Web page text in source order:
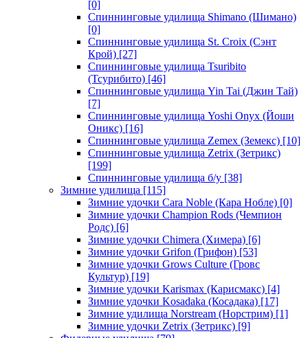
[0]
Спиннинговые удилища Shimano (Шимано)
[0]
Спиннинговые удилища St. Croix (Сэнт
Крой) [27]
Спиннинговые удилища Tsuribito
(Тсурибито) [46]
Спиннинговые удилища Yin Tai (Джин Тай)
[7]
Спиннинговые удилища Yoshi Onyx (Йоши
Оникс) [16]
Спиннинговые удилища Zemex (Земекс) [10]
Спиннинговые удилища Zetrix (Зетрикс)
[199]
Спиннинговые удилища б/у [38]
Зимние удилища [115]
Зимние удочки Cara Noble (Кара Нобле) [0]
Зимние удочки Champion Rods (Чемпион
Родс) [6]
Зимние удочки Chimera (Химера) [6]
Зимние удочки Grifon (Грифон) [53]
Зимние удочки Grows Culture (Гровс
Культур) [19]
Зимние удочки Karismax (Карисмакс) [4]
Зимние удочки Kosadaka (Косадака) [17]
Зимние удилища Norstream (Норстрим) [1]
Зимние удочки Zetrix (Зетрикс) [9]